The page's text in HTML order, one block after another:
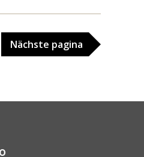
Nächste pagina